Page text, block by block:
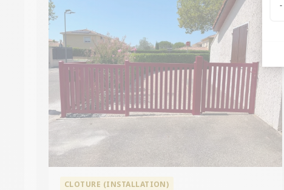
CLOTURE (INSTALLATION)